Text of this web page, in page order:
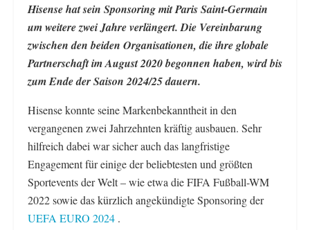
Hisense hat sein Sponsoring mit Paris Saint-Germain
um weitere zwei Jahre verlängert. Die Vereinbarung
zwischen den beiden Organisationen, die ihre globale
Partnerschaft im August 2020 begonnen haben, wird bis
zum Ende der Saison 2024/25 dauern.
Hisense konnte seine Markenbekanntheit in den
vergangenen zwei Jahrzehnten kräftig ausbauen. Sehr
hilfreich dabei war sicher auch das langfristige
Engagement für einige der beliebtesten und größten
Sportevents der Welt – wie etwa die FIFA Fußball-WM
2022 sowie das kürzlich angekündigte Sponsoring der
UEFA EURO 2024 .